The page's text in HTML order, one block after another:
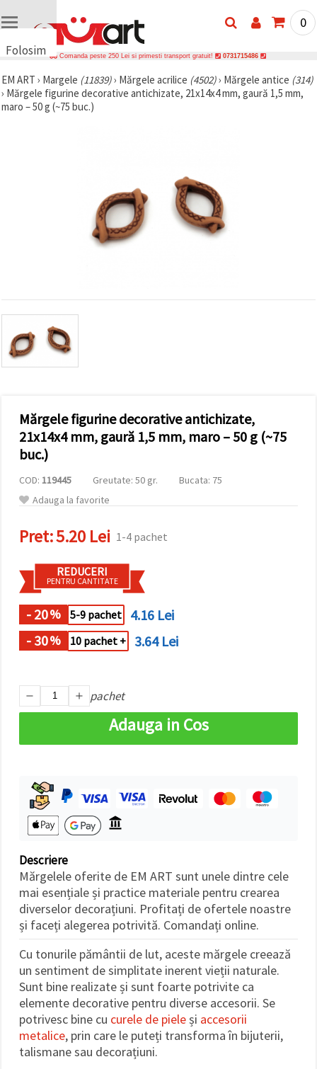
Folosim
uri
🍪 Folosim
cookie-uri
afișa
reclame
mai
relevante,
analiză și
marketing.
Puteți fi de
acord să
toate
urile făcând
toate!" Sau
preferințele
în setări
selectând
un tip de
cookie -uri
dat și
făcând clic
pe butonul
Аcceptati
toate!
0
Comanda peste 250 Lei si primesti transport gratuit! 0731715486
EM ART › Margele (11839)› Mărgele acrilice (4502)› Mărgele antice (314)
› Mărgele figurine decorative antichizate, 21x14x4 mm, gaură 1,5 mm,
maro – 50 g (~75 buc.)
Mărgele figurine decorative antichizate,
21x14x4 mm, gaură 1,5 mm, maro – 50 g (~75
buc.)
COD: 119445 Greutate: 50 gr.
Bucata: 75
Adauga la favorite
Pret:5.20 Lei 1-4 pachet
REDUCERI
PENTRU CANTITATE
- 20% 5-9 pachet
4.16 Lei
- 30% 10 pachet + 3.64 Lei
pachet
Adauga in Cos
Descriere
Mărgelele oferite de EM ART sunt unele dintre cele
mai esențiale și practice materiale pentru crearea
diverselor decorațiuni. Profitați de ofertele noastre
și faceți alegerea potrivită. Comandați online.
Cu tonurile pământii de lut, aceste mărgele creează
un sentiment de simplitate inerent vieții naturale.
Sunt bine realizate și sunt foarte potrivite ca
elemente decorative pentru diverse accesorii. Se
potrivesc bine cu curele de pieleși accesorii
metalice, prin care le puteți transforma în bijuterii,
talismane sau decorațiuni.